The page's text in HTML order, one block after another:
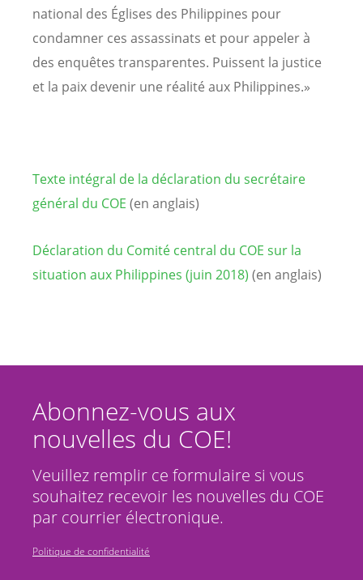
national des Églises des Philippines pour
condamner ces assassinats et pour appeler à
des enquêtes transparentes. Puissent la justice
et la paix devenir une réalité aux Philippines.»
Texte intégral de la déclaration du secrétaire
général du COE (en anglais)
Déclaration du Comité central du COE sur la
situation aux Philippines (juin 2018) (en anglais)
Abonnez-vous aux
nouvelles du COE!
Veuillez remplir ce formulaire si vous
souhaitez recevoir les nouvelles du COE
par courrier électronique.
Politique de confidentialité